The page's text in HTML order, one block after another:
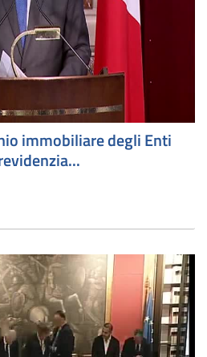
immobiliare degli Enti